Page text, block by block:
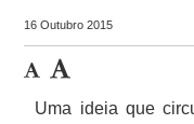
16 Outubro 2015
Uma ideia que